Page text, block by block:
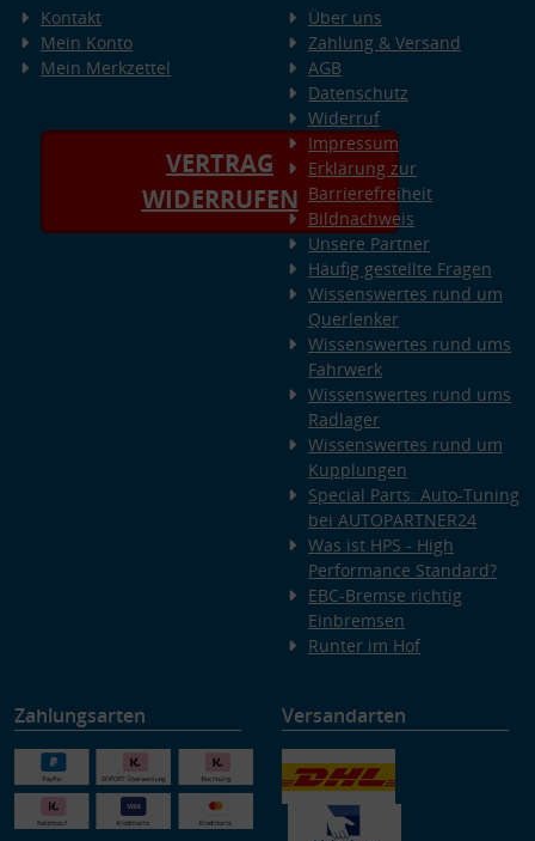
Kontakt
Mein Konto
Mein Merkzettel
VERTRAG
WIDERRUFEN
Über uns
Zahlung & Versand
AGB
Datenschutz
Widerruf
Impressum
Erklärung zur
Barrierefreiheit
Bildnachweis
Unsere Partner
Häufig gestellte Fragen
Wissenswertes rund um
Querlenker
Wissenswertes rund ums
Fahrwerk
Wissenswertes rund ums
Radlager
Wissenswertes rund um
Kupplungen
Special Parts: Auto-Tuning
bei AUTOPARTNER24
Was ist HPS - High
Performance Standard?
EBC-Bremse richtig
Einbremsen
Runter im Hof
Zahlungsarten Versandarten